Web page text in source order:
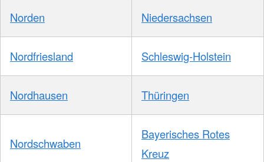
Norden Niedersachsen
Nordfriesland Schleswig-Holstein
Nordhausen Thüringen
Nordschwaben
Bayerisches Rotes
Kreuz